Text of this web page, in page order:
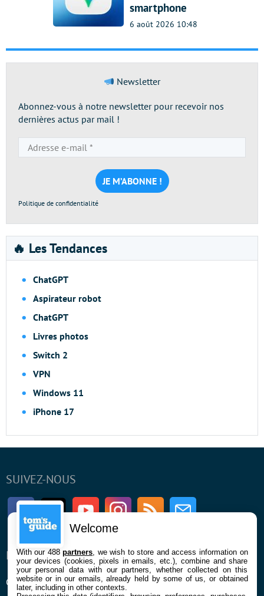
smartphone
6 août 2026 10:48
Newsletter
Abonnez-vous à notre newsletter pour recevoir nos
dernières actus par mail !
e-
mail
*
Politique de confidentialité
🔥 Les Tendances
ChatGPT
Aspirateur robot
ChatGPT
Livres photos
Switch 2
VPN
Windows 11
iPhone 17
SUIVEZ-NOUS
FacebookTwitter Youtube InstagramRSS Newsletter
ENTREPRISE
Qui sommes nous
À PROPOS
La rédaction
Welcome
With our 488partners , we wish to store and access information on
your devices (cookies, pixels in emails, etc.), combine and share
your personal data with our partners, whether collected on this
website or in our emails, already held by some of us, or obtained
later, including in other contexts.